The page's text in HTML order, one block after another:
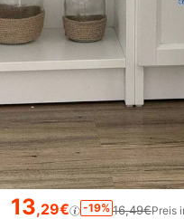
13,29€ -19% 16,49€Preis